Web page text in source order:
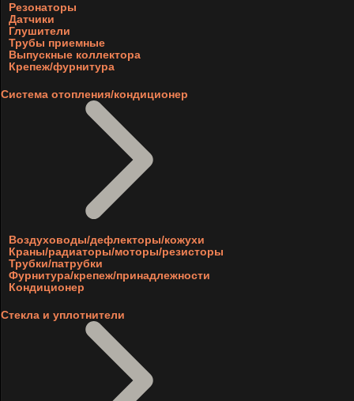
Резонаторы
Датчики
Глушители
Трубы приемные
Выпускные коллектора
Крепеж/фурнитура
Система отопления/кондиционер
Воздуховоды/дефлекторы/кожухи
Краны/радиаторы/моторы/резисторы
Трубки/патрубки
Фурнитура/крепеж/принадлежности
Кондиционер
Стекла и уплотнители